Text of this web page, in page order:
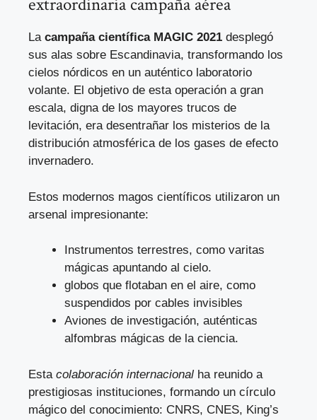
extraordinaria campaña aérea
La campaña científica MAGIC 2021 desplegó
sus alas sobre Escandinavia, transformando los
cielos nórdicos en un auténtico laboratorio
volante. El objetivo de esta operación a gran
escala, digna de los mayores trucos de
levitación, era desentrañar los misterios de la
distribución atmosférica de los gases de efecto
invernadero.
Estos modernos magos científicos utilizaron un
arsenal impresionante:
Instrumentos terrestres, como varitas
mágicas apuntando al cielo.
globos que flotaban en el aire, como
suspendidos por cables invisibles
Aviones de investigación, auténticas
alfombras mágicas de la ciencia.
Esta colaboración internacional ha reunido a
prestigiosas instituciones, formando un círculo
mágico del conocimiento: CNRS, CNES, King’s